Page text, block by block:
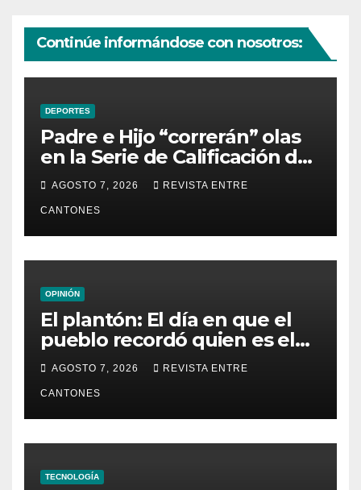
Continúe informándose con nosotros:
DEPORTES
Padre e Hijo “correrán” olas
en la Serie de Calificación de
la Liga Mundial de Surf
AGOSTO 7, 2026 REVISTA ENTRE
CANTONES
OPINIÓN
El plantón: El día en que el
pueblo recordó quien es el
dueño de la República
AGOSTO 7, 2026 REVISTA ENTRE
CANTONES
TECNOLOGÍA